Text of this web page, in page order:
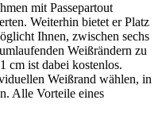
mit Passepartout
Weiterhin bietet er Platz
Ihnen, zwischen sechs
Weißrändern zu
cm ist dabei kostenlos.
Weißrand wählen, in
Alle Vorteile eines